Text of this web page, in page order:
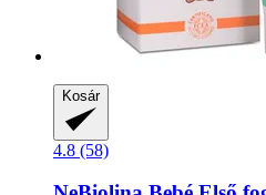
Kosár
4.8 (58)